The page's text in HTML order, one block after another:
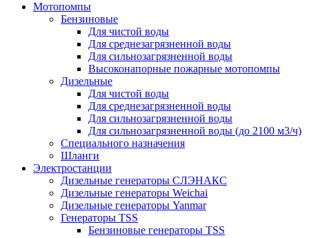
Мотопомпы
Бензиновые
Для чистой воды
Для среднезагрязненной воды
Для сильнозагрязненной воды
Высоконапорные пожарные мотопомпы
Дизельные
Для чистой воды
Для среднезагрязненной воды
Для сильнозагрязненной воды
Для сильнозагрязненной воды (до 2100 м3/ч)
Специального назначения
Шланги
Электростанции
Дизельные генераторы СЛЭНАКС
Дизельные генераторы Weichai
Дизельные генераторы Yanmar
Генераторы TSS
Бензиновые генераторы TSS